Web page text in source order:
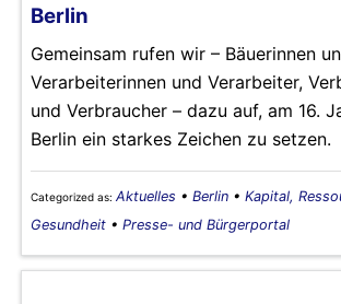
Berlin
Gemeinsam rufen wir – Bäuerinnen
Verarbeiterinnen und Verarbeiter,
und Verbraucher – dazu auf, am 16.
Berlin ein starkes Zeichen zu setzen.
Categorized as: Aktuelles • Berlin • Kapital,
Gesundheit • Presse- und Bürgerportal